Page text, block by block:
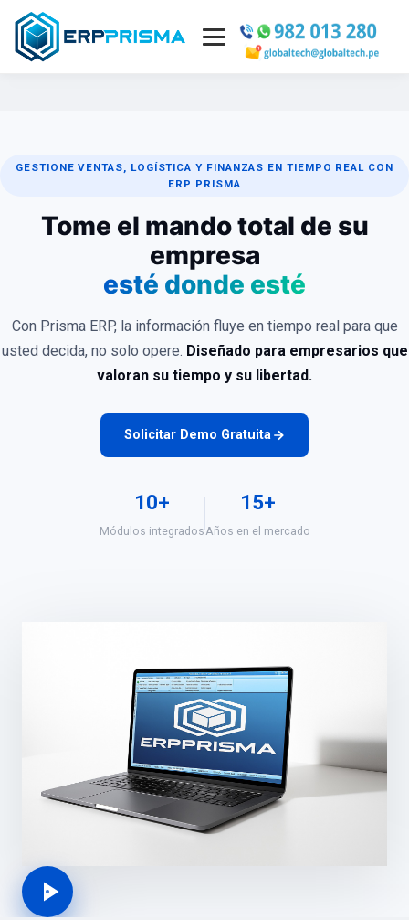
CONTÁCTENOS
GESTIONE VENTAS, LOGÍSTICA Y FINANZAS EN TIEMPO REAL CON
ERP PRISMA
Tome el mando total de su
empresa
esté donde esté
Con Prisma ERP, la información fluye en tiempo real para que
usted decida, no solo opere. Diseñado para empresarios que
valoran su tiempo y su libertad.
Solicitar Demo Gratuita
10+
Módulos integrados
15+
Años en el mercado